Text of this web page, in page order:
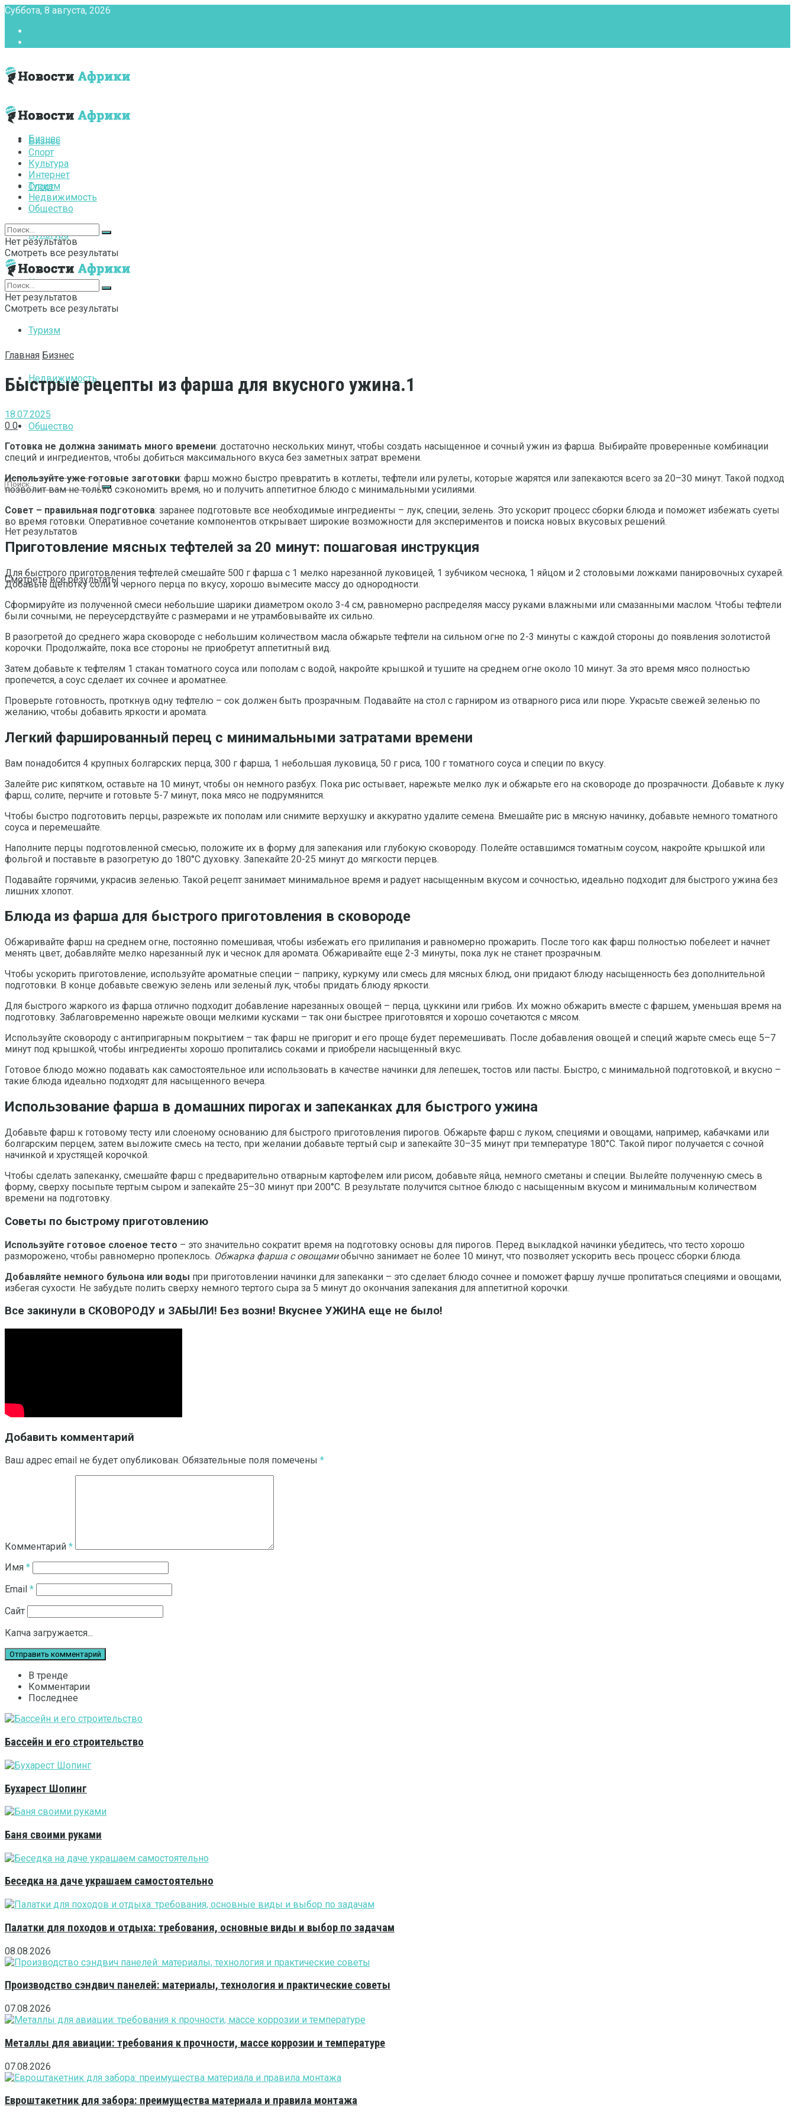
Суббота, 8 августа, 2026
Бизнес
Спорт
Культура
Интернет
Туризм
Недвижимость
Общество
Нет результатов
Смотреть все результаты
Бизнес
Спорт
Культура
Интернет
Туризм
Недвижимость
Общество
Нет результатов
Смотреть все результаты
Нет результатов
Смотреть все результаты
Главная Бизнес
Быстрые рецепты из фарша для вкусного ужина.1
18.07.2025
0 0
Готовка не должна занимать много времени: достаточно нескольких минут, чтобы создать насыщенное и сочный ужин из фарша. Выбирайте проверенные комбинации
специй и ингредиентов, чтобы добиться максимального вкуса без заметных затрат времени.
Используйте уже готовые заготовки: фарш можно быстро превратить в котлеты, тефтели или рулеты, которые жарятся или запекаются всего за 20–30 минут. Такой подход
позволит вам не только сэкономить время, но и получить аппетитное блюдо с минимальными усилиями.
Совет – правильная подготовка: заранее подготовьте все необходимые ингредиенты – лук, специи, зелень. Это ускорит процесс сборки блюда и поможет избежать суеты
во время готовки. Оперативное сочетание компонентов открывает широкие возможности для экспериментов и поиска новых вкусовых решений.
Приготовление мясных тефтелей за 20 минут: пошаговая инструкция
Для быстрого приготовления тефтелей смешайте 500 г фарша с 1 мелко нарезанной луковицей, 1 зубчиком чеснока, 1 яйцом и 2 столовыми ложками панировочных сухарей.
Добавьте щепотку соли и черного перца по вкусу, хорошо вымесите массу до однородности.
Сформируйте из полученной смеси небольшие шарики диаметром около 3-4 см, равномерно распределяя массу руками влажными или смазанными маслом. Чтобы тефтели
были сочными, не переусердствуйте с размерами и не утрамбовывайте их сильно.
В разогретой до среднего жара сковороде с небольшим количеством масла обжарьте тефтели на сильном огне по 2-3 минуты с каждой стороны до появления золотистой
корочки. Продолжайте, пока все стороны не приобретут аппетитный вид.
Затем добавьте к тефтелям 1 стакан томатного соуса или пополам с водой, накройте крышкой и тушите на среднем огне около 10 минут. За это время мясо полностью
пропечется, а соус сделает их сочнее и ароматнее.
Проверьте готовность, проткнув одну тефтелю – сок должен быть прозрачным. Подавайте на стол с гарниром из отварного риса или пюре. Украсьте свежей зеленью по
желанию, чтобы добавить яркости и аромата.
Легкий фаршированный перец с минимальными затратами времени
Вам понадобится 4 крупных болгарских перца, 300 г фарша, 1 небольшая луковица, 50 г риса, 100 г томатного соуса и специи по вкусу.
Залейте рис кипятком, оставьте на 10 минут, чтобы он немного разбух. Пока рис остывает, нарежьте мелко лук и обжарьте его на сковороде до прозрачности. Добавьте к луку
фарш, солите, перчите и готовьте 5-7 минут, пока мясо не подрумянится.
Чтобы быстро подготовить перцы, разрежьте их пополам или снимите верхушку и аккуратно удалите семена. Вмешайте рис в мясную начинку, добавьте немного томатного
соуса и перемешайте.
Наполните перцы подготовленной смесью, положите их в форму для запекания или глубокую сковороду. Полейте оставшимся томатным соусом, накройте крышкой или
фольгой и поставьте в разогретую до 180°C духовку. Запекайте 20-25 минут до мягкости перцев.
Подавайте горячими, украсив зеленью. Такой рецепт занимает минимальное время и радует насыщенным вкусом и сочностью, идеально подходит для быстрого ужина без
лишних хлопот.
Блюда из фарша для быстрого приготовления в сковороде
Обжаривайте фарш на среднем огне, постоянно помешивая, чтобы избежать его прилипания и равномерно прожарить. После того как фарш полностью побелеет и начнет
менять цвет, добавляйте мелко нарезанный лук и чеснок для аромата. Обжаривайте еще 2-3 минуты, пока лук не станет прозрачным.
Чтобы ускорить приготовление, используйте ароматные специи – паприку, куркуму или смесь для мясных блюд, они придают блюду насыщенность без дополнительной
подготовки. В конце добавьте свежую зелень или зеленый лук, чтобы придать блюду яркости.
Для быстрого жаркого из фарша отлично подходит добавление нарезанных овощей – перца, цуккини или грибов. Их можно обжарить вместе с фаршем, уменьшая время на
подготовку. Заблаговременно нарежьте овощи мелкими кусками – так они быстрее приготовятся и хорошо сочетаются с мясом.
Используйте сковороду с антипригарным покрытием – так фарш не пригорит и его проще будет перемешивать. После добавления овощей и специй жарьте смесь еще 5–7
минут под крышкой, чтобы ингредиенты хорошо пропитались соками и приобрели насыщенный вкус.
Готовое блюдо можно подавать как самостоятельное или использовать в качестве начинки для лепешек, тостов или пасты. Быстро, с минимальной подготовкой, и вкусно –
такие блюда идеально подходят для насыщенного вечера.
Использование фарша в домашних пирогах и запеканках для быстрого ужина
Добавьте фарш к готовому тесту или слоеному основанию для быстрого приготовления пирогов. Обжарьте фарш с луком, специями и овощами, например, кабачками или
болгарским перцем, затем выложите смесь на тесто, при желании добавьте тертый сыр и запекайте 30–35 минут при температуре 180°C. Такой пирог получается с сочной
начинкой и хрустящей корочкой.
Чтобы сделать запеканку, смешайте фарш с предварительно отварным картофелем или рисом, добавьте яйца, немного сметаны и специи. Вылейте полученную смесь в
форму, сверху посыпьте тертым сыром и запекайте 25–30 минут при 200°C. В результате получится сытное блюдо с насыщенным вкусом и минимальным количеством
времени на подготовку.
Советы по быстрому приготовлению
Используйте готовое слоеное тесто – это значительно сократит время на подготовку основы для пирогов. Перед выкладкой начинки убедитесь, что тесто хорошо
разморожено, чтобы равномерно пропеклось. Обжарка фарша с овощамиобычно занимает не более 10 минут, что позволяет ускорить весь процесс сборки блюда.
Добавляйте немного бульона или воды при приготовлении начинки для запеканки – это сделает блюдо сочнее и поможет фаршу лучше пропитаться специями и овощами,
избегая сухости. Не забудьте полить сверху немного тертого сыра за 5 минут до окончания запекания для аппетитной корочки.
Все закинули в СКОВОРОДУ и ЗАБЫЛИ! Без возни! Вкуснее УЖИНА еще не было!
Добавить комментарий
Ваш адрес email не будет опубликован. Обязательные поля помечены *
Комментарий *
Имя *
Email *
Сайт
Капча загружается...
В тренде
Комментарии
Последнее
Бассейн и его строительство
Бухарест Шопинг
Баня своими руками
Беседка на даче украшаем самостоятельно
Палатки для походов и отдыха: требования, основные виды и выбор по задачам
08.08.2026
Производство сэндвич панелей: материалы, технология и практические советы
07.08.2026
Металлы для авиации: требования к прочности, массе коррозии и температуре
07.08.2026
Евроштакетник для забора: преимущества материала и правила монтажа